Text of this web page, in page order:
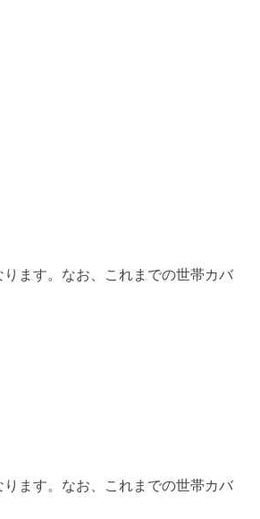
ります。なお、これまでの世帯カバ
ります。なお、これまでの世帯カバ